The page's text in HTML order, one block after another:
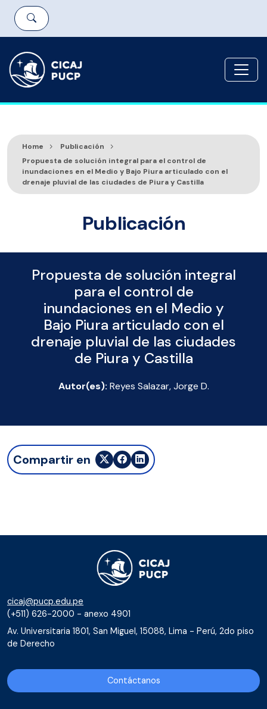
Home
Publicación
Propuesta de solución integral para el control de
inundaciones en el Medio y Bajo Piura articulado con el
drenaje pluvial de las ciudades de Piura y Castilla
Publicación
Propuesta de solución integral
para el control de
inundaciones en el Medio y
Bajo Piura articulado con el
drenaje pluvial de las ciudades
de Piura y Castilla
Autor(es): Reyes Salazar, Jorge D.
Compartir en
cicaj@pucp.edu.pe
(+511) 626-2000 - anexo 4901
Av. Universitaria 1801, San Miguel, 15088, Lima - Perú, 2do piso
de Derecho
Contáctanos